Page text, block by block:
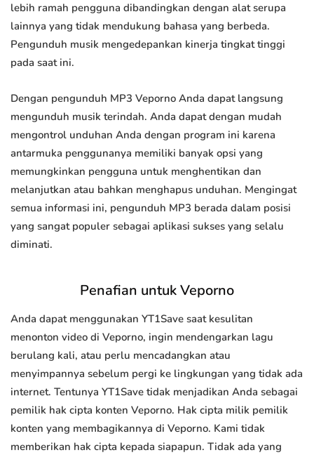
lebih ramah pengguna dibandingkan dengan alat serupa
lainnya yang tidak mendukung bahasa yang berbeda.
Pengunduh musik mengedepankan kinerja tingkat tinggi
pada saat ini.
Dengan pengunduh MP3 Veporno Anda dapat langsung
mengunduh musik terindah. Anda dapat dengan mudah
mengontrol unduhan Anda dengan program ini karena
antarmuka penggunanya memiliki banyak opsi yang
memungkinkan pengguna untuk menghentikan dan
melanjutkan atau bahkan menghapus unduhan. Mengingat
semua informasi ini, pengunduh MP3 berada dalam posisi
yang sangat populer sebagai aplikasi sukses yang selalu
diminati.
Penafian untuk Veporno
Anda dapat menggunakan YT1Save saat kesulitan
menonton video di Veporno, ingin mendengarkan lagu
berulang kali, atau perlu mencadangkan atau
menyimpannya sebelum pergi ke lingkungan yang tidak ada
internet. Tentunya YT1Save tidak menjadikan Anda sebagai
pemilik hak cipta konten Veporno. Hak cipta milik pemilik
konten yang membagikannya di Veporno. Kami tidak
memberikan hak cipta kepada siapapun. Tidak ada yang